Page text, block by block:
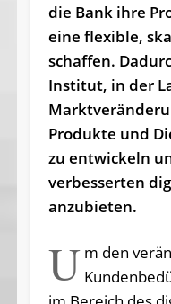
die Bank ihre
eine flexible,
schaffen.
Institut, in der
Produkte und
zu entwickeln
verbesserten
anzubieten.
U m den